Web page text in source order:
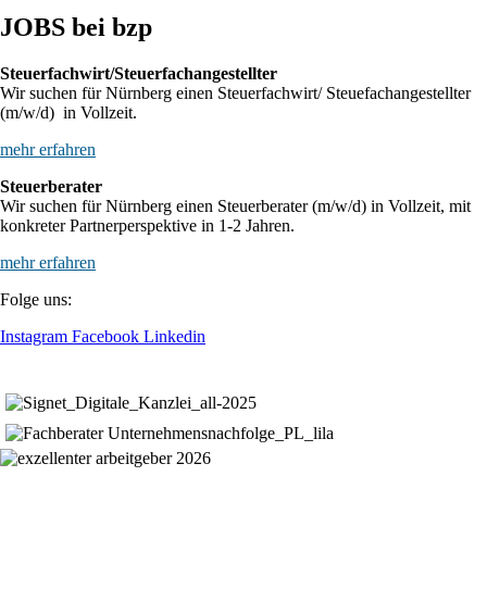
JOBS bei bzp
Steuerfachwirt/Steuerfachangestellter
Wir suchen für Nürnberg einen Steuerfachwirt/ Steuefachangestellter
(m/w/d) in Vollzeit.
mehr erfahren
Steuerberater
Wir suchen für Nürnberg einen Steuerberater (m/w/d) in Vollzeit, mit
konkreter Partnerperspektive in 1-2 Jahren.
mehr erfahren
Folge uns:
Instagram Facebook Linkedin